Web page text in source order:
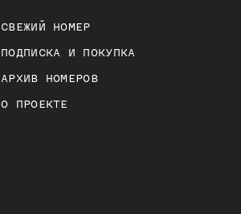
СВЕЖИЙ НОМЕР
ПОДПИСКА И ПОКУПКА
АРХИВ НОМЕРОВ
О ПРОЕКТЕ